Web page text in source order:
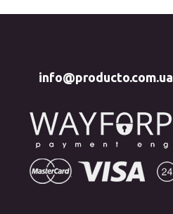
info@producto.com.ua